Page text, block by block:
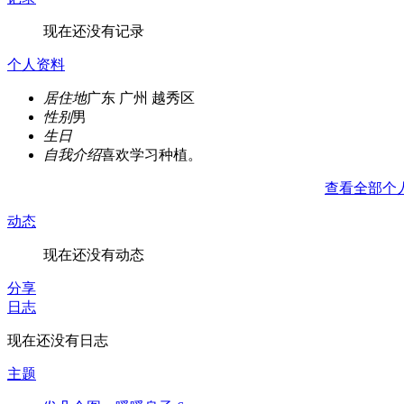
现在还没有记录
个人资料
居住地广东 广州 越秀区
性别男
生日
自我介绍喜欢学习种植。
查看全部个
动态
现在还没有动态
分享
日志
现在还没有日志
主题